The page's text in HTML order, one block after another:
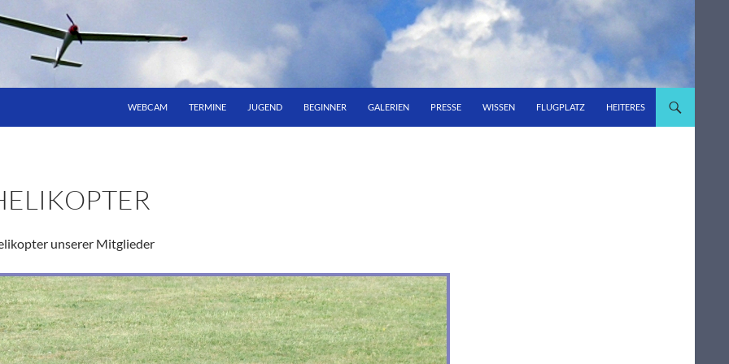
WEBCAM TERMINE JUGEND BEGINNER GALERIEN PRESSE WISSEN FLUGPLATZ HEITERES
unserer Mitglieder